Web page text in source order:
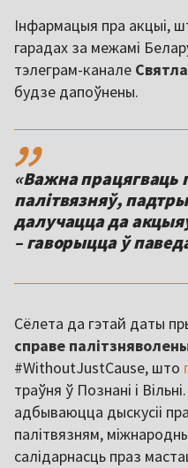
Інфармацыя пра акцыі,
гарадах за межамі
тэлеграм-канале
будзе дапоўнены.
,,
«Важна працягваць
палітвязняў,
далучацца да
– гаворыцца ў
Сёлета да гэтай даты
справе
#WithoutJustCause, што
траўня ў Познані і
адбываюцца дыскусіі
палітвязням,
салідарнасць праз